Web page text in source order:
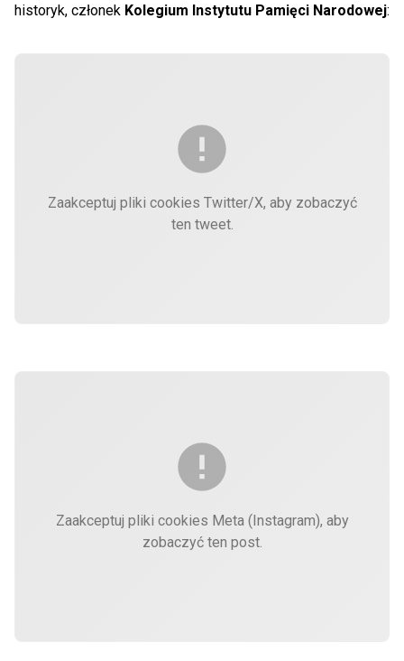
historyk, członek Kolegium Instytutu Pamięci Narodowej:
Zaakceptuj pliki cookies Twitter/X, aby zobaczyć
ten tweet.
Zaakceptuj pliki cookies Meta (Instagram), aby
zobaczyć ten post.